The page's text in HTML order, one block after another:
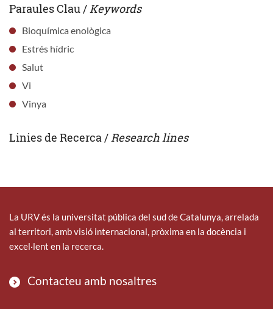
Paraules Clau / Keywords
Bioquímica enològica
Estrés hídric
Salut
Vi
Vinya
Linies de Recerca / Research lines
La URV és la universitat pública del sud de Catalunya, arrelada
al territori, amb visió internacional, pròxima en la docència i
excel·lent en la recerca.
Contacteu amb nosaltres